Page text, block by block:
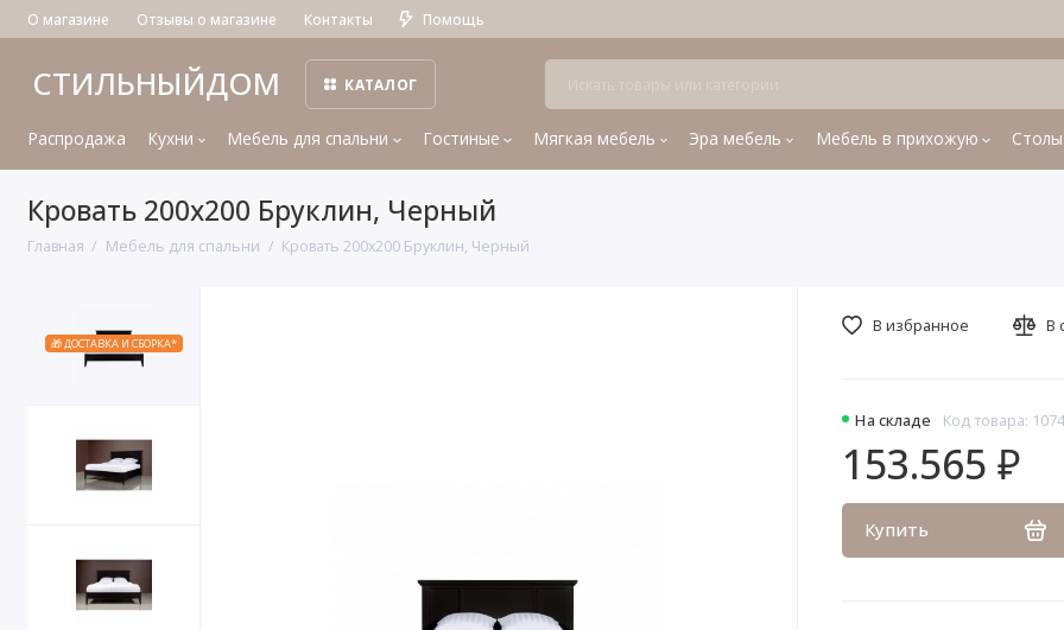
О магазине Отзывы о магазине Контакты Помощь
СТИЛЬНЫЙДОМ КАТАЛОГ
Распродажа Кухни Мебель для спальни Гостиные Мягкая мебель Эра мебель Мебель в прихожую Столы
Кровать 200x200 Бруклин, Черный
Главная Мебель для спальни Кровать 200x200 Бруклин, Черный
🎁 ДОСТАВКА И СБОРКА*
На складе Код товара:
153.565 ₽
Купить
В избранное В